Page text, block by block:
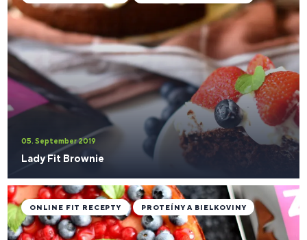
05. September 2019
Lady Fit Brownie
ONLINE FIT RECEPTY PROTEÍNY A BIELKOVINY